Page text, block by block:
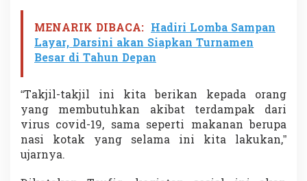
d
a
MENARIK DIBACA: Hadiri Lomba Sampan
Layar, Darsini akan Siapkan Turnamen
Besar di Tahun Depan
“Takjil-takjil ini kita berikan kepada orang
yang membutuhkan akibat terdampak dari
virus covid-19, sama seperti makanan berupa
nasi kotak yang selama ini kita lakukan,”
ujarnya.